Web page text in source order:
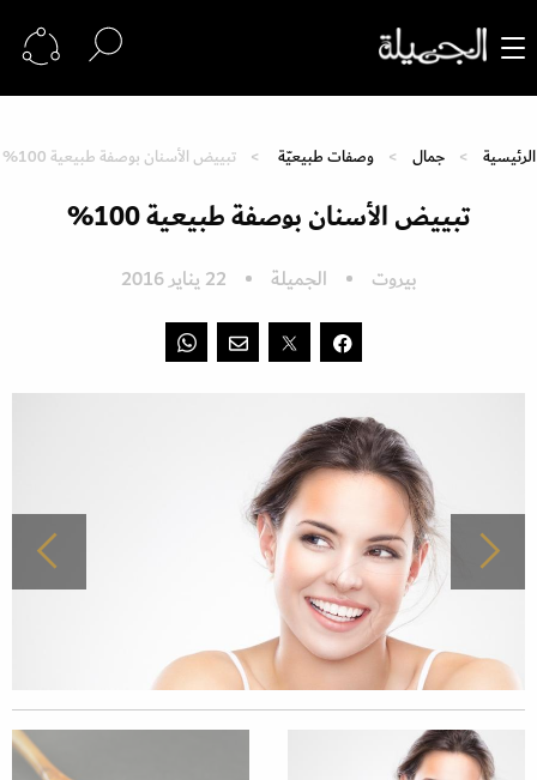
الرئيسية جمال وصفات طبيعيّة تبييض الأسنان بوصفة طبيعية 100%
تبييض الأسنان بوصفة طبيعية 100%
بيروت الجميلة 22 يناير 2016